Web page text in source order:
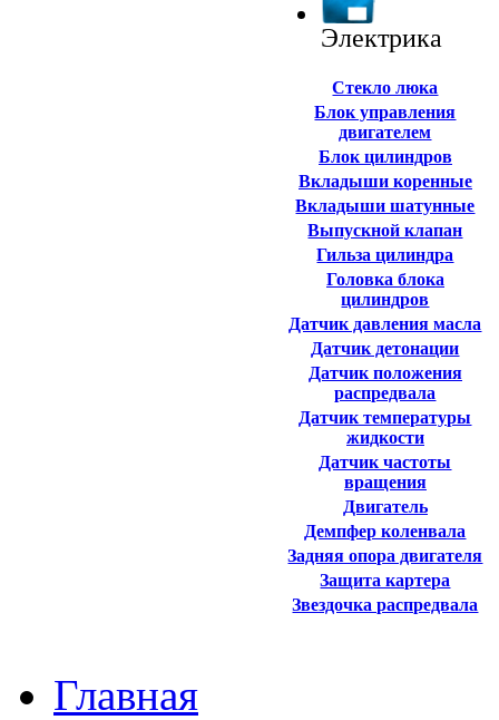
Электрика
Cтекло люка
Блок управления
двигателем
Блок цилиндров
Вкладыши коренные
Вкладыши шатунные
Выпускной клапан
Гильза цилиндра
Головка блока
цилиндров
Датчик давления масла
Датчик детонации
Датчик положения
распредвала
Датчик температуры
жидкости
Датчик частоты
вращения
Двигатель
Демпфер коленвала
Задняя опора двигателя
Защита картера
Звездочка распредвала
Главная